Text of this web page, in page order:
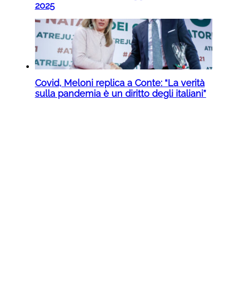
2025
Covid, Meloni replica a Conte: “La verità
sulla pandemia è un diritto degli italiani”